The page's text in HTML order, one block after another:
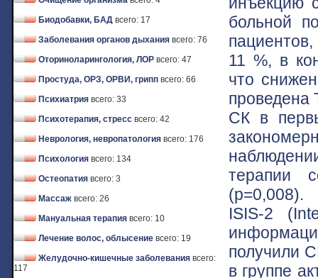
Биодобавки, БАД всего: 17
Заболевания органов дыхания всего: 76
Оториноларингология, ЛОР всего: 47
Простуда, ОРЗ, ОРВИ, грипп всего: 66
Психиатрия всего: 33
Психотерапия, стресс всего: 42
Неврология, невропатология всего: 176
Психология всего: 134
Остеопатия всего: 3
Массаж всего: 26
Мануальная терапия всего: 10
Лечение волос, облысение всего: 19
Желудочно-кишечные заболевания всего:
117
больной
11 %, в
что
проведена
СК в
терапии
(р=0,008).
ISIS-2
получили
в группе